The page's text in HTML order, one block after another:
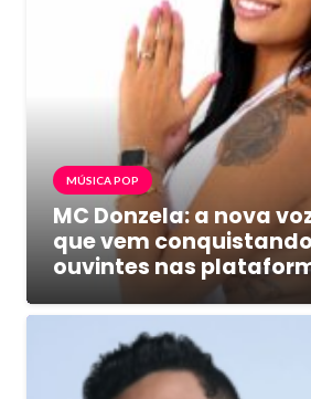
MÚSICA POP
MC Donzela: a nova
que vem
ouvintes nas